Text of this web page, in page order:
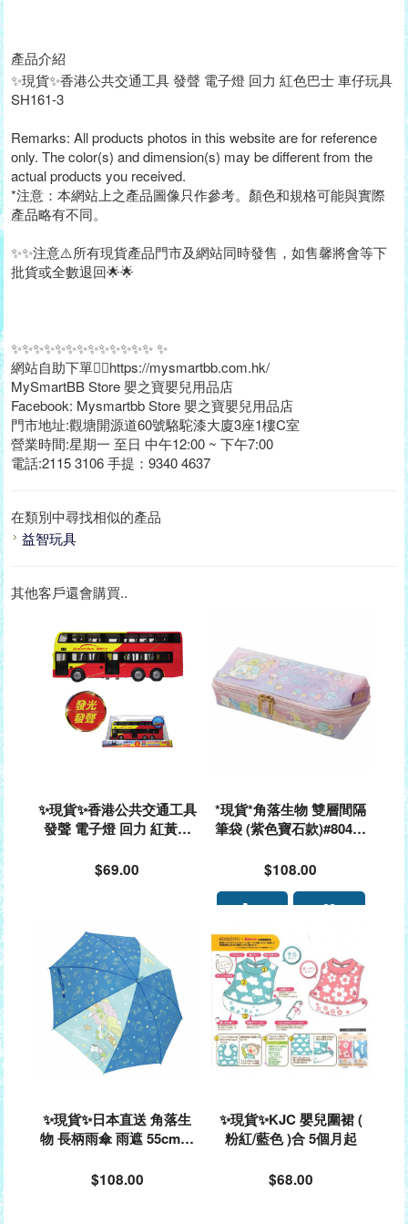
產品介紹
✨現貨✨香港公共交通工具 發聲 電子燈 回力 紅色巴士 車仔玩具
SH161-3
Remarks: All products photos in this website are for reference
only. The color(s) and dimension(s) may be different from the
actual products you received.
*注意：本網站上之產品圖像只作參考。顏色和規格可能與實際
產品略有不同。
✨✨注意⚠️所有現貨產品門市及網站同時發售，如售馨將會等下
批貨或全數退回🌟🌟
✨✨✨✨✨✨✨✨✨✨✨✨✨ ✨
網站自助下單👉🏻https://mysmartbb.com.hk/
MySmartBB Store 嬰之寶嬰兒用品店
Facebook: Mysmartbb Store 嬰之寶嬰兒用品店
門市地址:觀塘開源道60號駱駝漆大廈3座1樓C室
營業時間:星期一 至日 中午12:00 ~ 下午7:00
電話:2115 3106 手提：9340 4637
在類別中尋找相似的產品
益智玩具
其他客戶還會購買..
✨現貨✨香港公共交通工具
發聲 電子燈 回力 紅黃機
$69.00
*現貨*角落生物 雙層間隔
筆袋 (紫色寶石款)#80434
$108.00
✨現貨✨日本直送 角落生
物 長柄雨傘 雨遮 55cm#1
$108.00
✨現貨✨KJC 嬰兒圍裙 (
粉紅/藍色 )合 5個月起
$68.00